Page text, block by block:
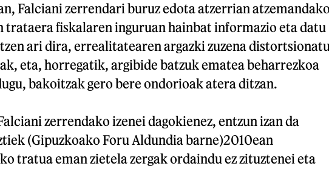
Falciani zerrendari buruz edota atzerrian
trataera fiskalaren inguruan hainbat informazio eta datu
ari dira, errealitatearen argazki zuzena
eta, horregatik, argibide batzuk ematea beharrezkoa
bakoitzak gero bere ondorioak atera ditzan.
zerrendako izenei dagokienez, entzun izan da
(Gipuzkoako Foru Aldundia barne)2010ean
tratua eman zietela zergak ordaindu ez zituztenei eta